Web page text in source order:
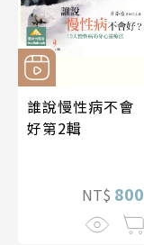
誰說慢性病不會
好第2輯
NT$ 800